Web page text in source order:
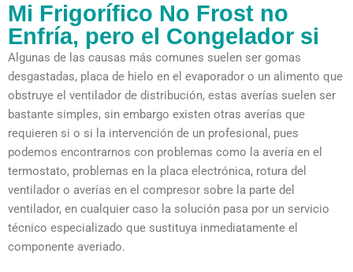
Mi Frigorífico No Frost no
Enfría, pero el Congelador si
Algunas de las causas más comunes suelen ser gomas
desgastadas, placa de hielo en el evaporador o un alimento que
obstruye el ventilador de distribución, estas averías suelen ser
bastante simples, sin embargo existen otras averías que
requieren si o si la intervención de un profesional, pues
podemos encontrarnos con problemas como la avería en el
termostato, problemas en la placa electrónica, rotura del
ventilador o averías en el compresor sobre la parte del
ventilador, en cualquier caso la solución pasa por un servicio
técnico especializado que sustituya inmediatamente el
componente averiado.